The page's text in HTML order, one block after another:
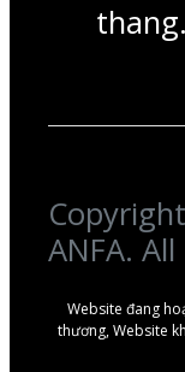
ANFA.
Website đang
thương, Website